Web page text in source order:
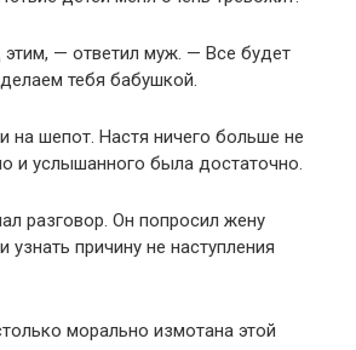
— ответил муж. — Все будет
тебя бабушкой.
на шепот. Настя ничего больше не
и услышанного была достаточно.
разговор. Он попросил жену
узнать причину не наступления
морально измотана этой